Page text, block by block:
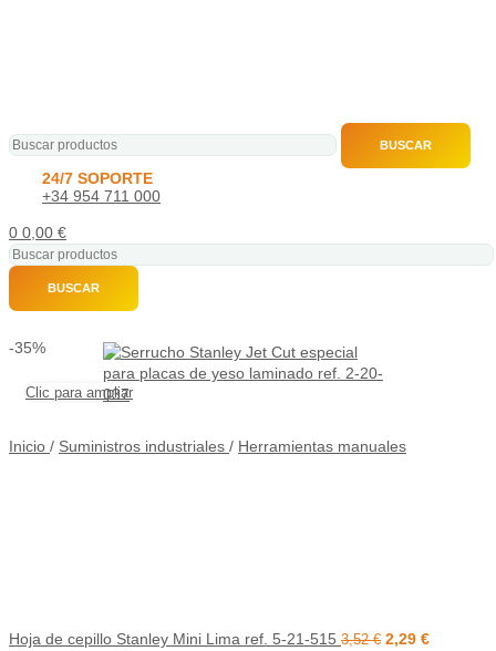
BUSCAR
24/7 SOPORTE
+34 954 711 000
0 0,00 €
BUSCAR
-35%
Clic para ampliar
Inicio / Suministros industriales / Herramientas manuales
Hoja de cepillo Stanley Mini Lima ref. 5-21-515 3,52€ 2,29 €